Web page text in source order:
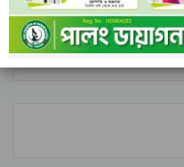
আগের পরবর্তী ১ এর ৬,৮৪৮